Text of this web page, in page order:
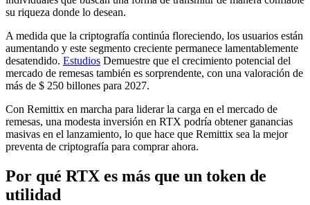
su riqueza donde lo desean.
A medida que la criptografía continúa floreciendo, los usuarios están
aumentando y este segmento creciente permanece lamentablemente
desatendido. Estudios Demuestre que el crecimiento potencial del
mercado de remesas también es sorprendente, con una valoración de
más de $ 250 billones para 2027.
Con Remittix en marcha para liderar la carga en el mercado de
remesas, una modesta inversión en RTX podría obtener ganancias
masivas en el lanzamiento, lo que hace que Remittix sea la mejor
preventa de criptografía para comprar ahora.
Por qué RTX es más que un token de
utilidad